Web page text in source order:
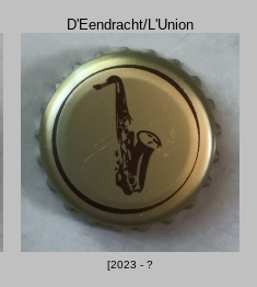
D'Eendracht/L'Union
[2023 - ?